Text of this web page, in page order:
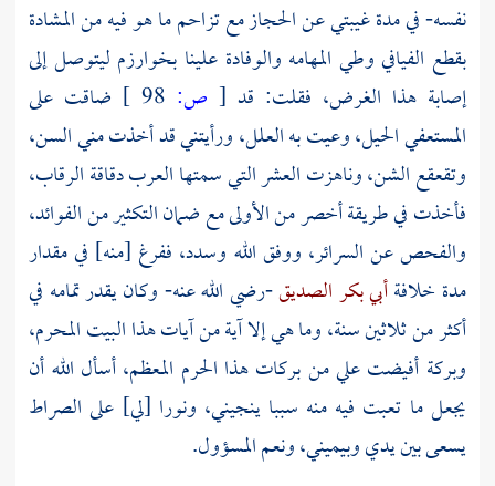
نفسه- في مدة غيبتي عنالحجازمع تزاحم ما هو فيه من المشادة
بقطع الفيافي وطي المهامه والوفادة علينا بخوارزم ليتوصل إلى
إصابة هذا الغرض، فقلت: قد [ ص:
ضاقت على
المستعفي الحيل، وعيت به العلل، ورأيتني قد أخذت مني السن،
وتقعقع الشن، وناهزت العشر التي سمتها العرب دقاقة الرقاب،
فأخذت في طريقة أخصر من الأولى مع ضمان التكثير من الفوائد،
والفحص عن السرائر، ووفق الله وسدد، ففرغ [منه] في مقدار
مدة خلافةأبي بكر الصديق-رضي الله عنه- وكان يقدر تمامه في
أكثر من ثلاثين سنة، وما هي إلا آية من آيات هذاالبيت المحرم،
وبركة أفيضت علي من بركات هذا الحرم المعظم، أسأل الله أن
يجعل ما تعبت فيه منه سببا ينجيني، ونورا [لي] على الصراط
يسعى بين يدي وبيميني، ونعم المسؤول.